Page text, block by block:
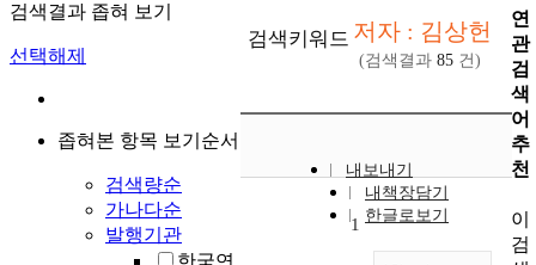
검색결과 좁혀 보기
선택해제
좁혀본 항목 보기순서
검색량순
가나다순
발행기관
검색키워드 저자 : 김상헌
(검색결과 85 건)
내보내기
내책장담기
한글로보기
1
연
관
검
색
어
추
천
이
검